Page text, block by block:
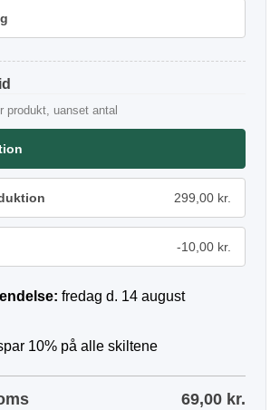
produkt, uanset antal
299,00 kr.
-10,00 kr.
fredag d. 14 august
10% på alle skiltene
69,00 kr.